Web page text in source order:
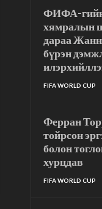
ФИФА-гийн
хямралын
дараа
бүрэн
FIFA WORLD CUP
Ферран
тойрсон
болон
хурцдав
FIFA WORLD CUP